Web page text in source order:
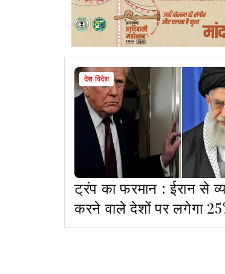
देश-विदेश
ट्रंप का फरमान : ईरान से व्यापार
करने वाले देशों पर लगेगा
एक्स्ट्रा टैरिफ